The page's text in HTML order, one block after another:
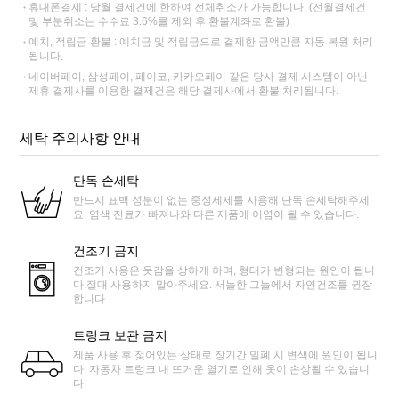
휴대폰결제 : 당월 결제건에 한하여 전체취소가 가능합니다. (전월결제건
및 부분취소는 수수료 3.6%를 제외 후 환불계좌로 환불)
예치, 적립금 환불 : 예치금 및 적립금으로 결제한 금액만큼 자동 복원 처리
됩니다.
네이버페이, 삼성페이, 페이코, 카카오페이 같은 당사 결제 시스템이 아닌
제휴 결제사를 이용한 결제건은 해당 결제사에서 환불 처리됩니다.
세탁 주의사항 안내
단독 손세탁
반드시 표백 성분이 없는 중성세제를 사용해 단독 손세탁해주세
요. 염색 잔료가 빠져나와 다른 제품에 이염이 될 수 있습니다.
건조기 금지
건조기 사용은 옷감을 상하게 하며, 형태가 변형되는 원인이 됩니
다.절대 사용하지 말아주세요. 서늘한 그늘에서 자연건조를 권장
합니다.
트렁크 보관 금지
제품 사용 후 젖어있는 상태로 장기간 밀폐 시 변색에 원인이 됩니
다. 자동차 트렁크 내 뜨거운 열기로 인해 옷이 손상될 수 있습니
다.